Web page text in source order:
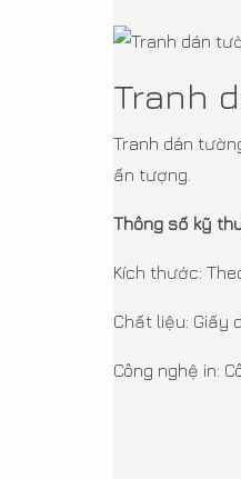
Tranh
Tranh dán
ấn tượng.
Thông số kỹ
Kích thước:
Chất liệu: Giấy
Công nghệ in: